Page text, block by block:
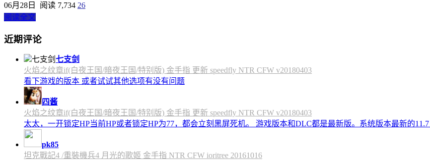
06月28日
阅读 7,734 26
阅读全文
近期评论
七支剑
火焰之纹章if(白夜王国/暗夜王国/特别版) 金手指 更新 speedfly NTR CFW v20180403
看下游戏的版本 或者试试其他选项有没有问题
四酱
火焰之纹章if(白夜王国/暗夜王国/特别版) 金手指 更新 speedfly NTR CFW v20180403
太太，一开锁定HP当前HP或者锁定HP为77，都会立刻黑屏死机。 游戏版本和DLC都是最新版。系统版本最新的
pk85
坦克戰記4 /重裝機兵4 月光的歌姬 金手指 NTR CFW ioritree 20161016